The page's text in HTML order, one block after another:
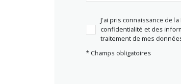
J'ai pris connaissance de
confidentialité et des
traitement de mes
* Champs obligatoires